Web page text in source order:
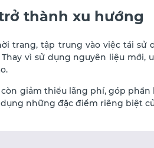
thành xu hướng
trang, tập trung vào việc tái sử
vì sử dụng nguyên liệu mới,
giảm thiểu lãng phí, góp
những đặc điểm riêng biệt